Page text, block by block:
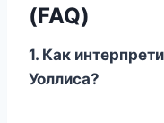
(FAQ)
1. Как
Уоллиса?